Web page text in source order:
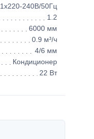
1х220-240В/50Гц
1.2
6000 мм
0.9 м³/ч
4/6 мм
Кондиционер
22 Вт